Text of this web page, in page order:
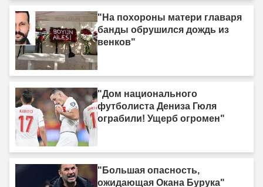
"На похороны матери главаря
банды обрушился дождь из
венков"
"Дом национального
футболиста Дениза Гюля
ограбили! Ущерб огромен"
"Большая опасность,
ожидающая Окана Бурука"